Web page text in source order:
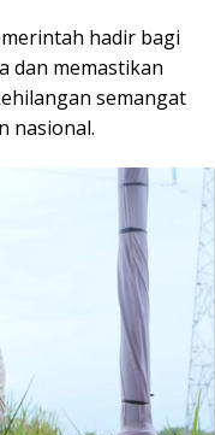
hadir bagi
dan memastikan
semangat
nasional.